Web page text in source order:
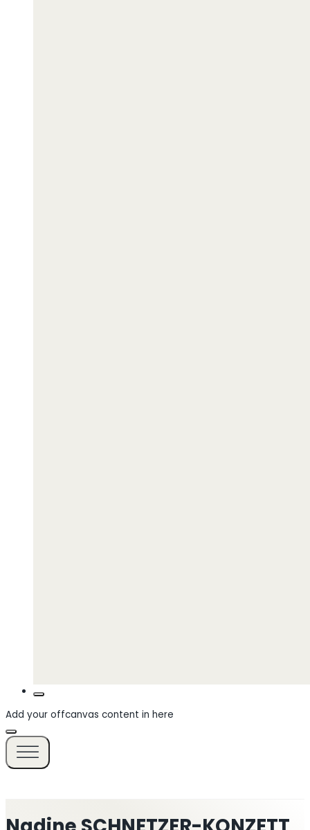
Add your offcanvas content in here